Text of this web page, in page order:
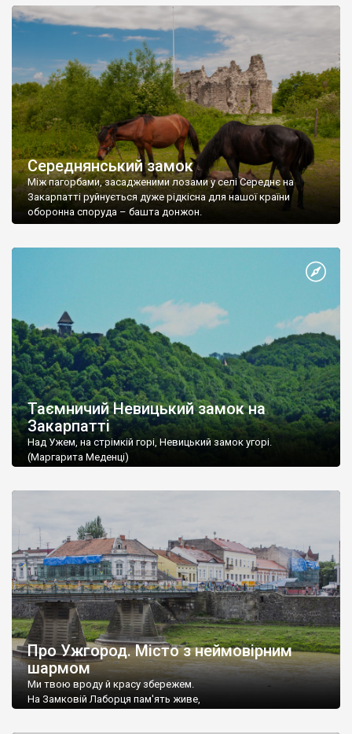
Середнянський замок
Між пагорбами, засадженими лозами у селі Середнє на
Закарпатті руйнується дуже рідкісна для нашої країни
оборонна споруда – башта донжон.
Таємничий Невицький замок на
Закарпатті
Над Ужем, на стрімкій горі, Невицький замок угорі.
(Маргарита Меденці)
Про Ужгород. Місто з неймовірним
шармом
Ми твою вроду й красу збережем.
На Замковій Лаборця пам'ять живе,